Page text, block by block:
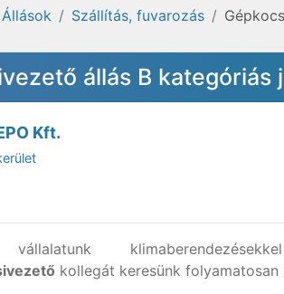
Állások Szállítás, fuvarozás
állás B
Kft.
vállalatunk
kollegát keresünk